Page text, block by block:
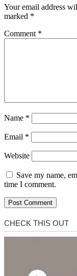
Your email address
marked *
Comment *
Name *
Email *
Website
Save my name,
time I comment.